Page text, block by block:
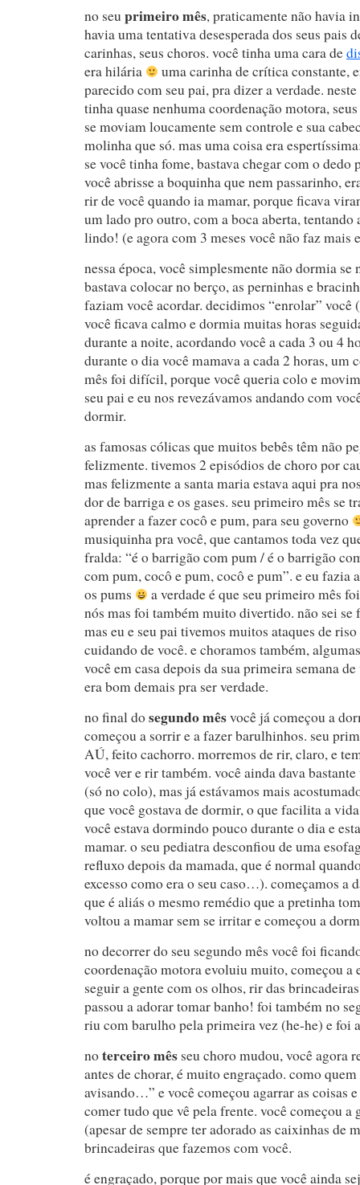
no seu primeiro mês, praticamente não havia
havia uma tentativa desesperada dos seus pais
carinhas, seus choros. você tinha uma cara de
era hilária
uma carinha de crítica constante,
parecido com seu pai, pra dizer a verdade.
tinha quase nenhuma coordenação motora,
se moviam loucamente sem controle e sua
molinha que só. mas uma coisa era
se você tinha fome, bastava chegar com o dedo
você abrisse a boquinha que nem passarinho,
rir de você quando ia mamar, porque ficava
um lado pro outro, com a boca aberta, tentando
lindo! (e agora com 3 meses você não faz
nessa época, você simplesmente não dormia se
bastava colocar no berço, as perninhas e
faziam você acordar. decidimos “enrolar” você
você ficava calmo e dormia muitas horas
durante a noite, acordando você a cada 3 ou 4
durante o dia você mamava a cada 2 horas, um
mês foi difícil, porque você queria colo e
seu pai e eu nos revezávamos andando com
dormir.
as famosas cólicas que muitos bebês têm não
felizmente. tivemos 2 episódios de choro por
mas felizmente a santa maria estava aqui pra
dor de barriga e os gases. seu primeiro mês se
aprender a fazer cocô e pum, para seu governo
musiquinha pra você, que cantamos toda vez
fralda: “é o barrigão com pum / é o barrigão
com pum, cocô e pum, cocô e pum”. e eu
os pums
a verdade é que seu primeiro mês
nós mas foi também muito divertido. não sei se
mas eu e seu pai tivemos muitos ataques de
cuidando de você. e choramos também,
você em casa depois da sua primeira semana
era bom demais pra ser verdade.
no final dosegundo mêsvocê já começou a
começou a sorrir e a fazer barulhinhos. seu
AÚ, feito cachorro. morremos de rir, claro, e
você ver e rir também. você ainda dava
(só no colo), mas já estávamos mais
que você gostava de dormir, o que facilita a
você estava dormindo pouco durante o dia e
mamar. o seu pediatra desconfiou de uma
refluxo depois da mamada, que é normal
excesso como era o seu caso…). começamos a
que é aliás o mesmo remédio que a pretinha
voltou a mamar sem se irritar e começou a
no decorrer do seu segundo mês você foi
coordenação motora evoluiu muito, começou a
seguir a gente com os olhos, rir das
passou a adorar tomar banho! foi também no
riu com barulho pela primeira vez (he-he) e foi
noterceiro mês seu choro mudou, você agora
antes de chorar, é muito engraçado. como
avisando…” e você começou agarrar as coisas
comer tudo que vê pela frente. você começou a
(apesar de sempre ter adorado as caixinhas de
brincadeiras que fazemos com você.
é engraçado, porque por mais que você ainda